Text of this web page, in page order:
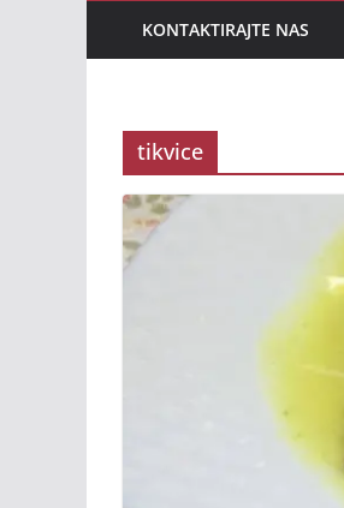
KONTAKTIRAJTE NAS
tikvice